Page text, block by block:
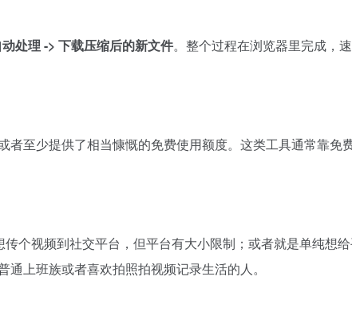
处理 -> 下载压缩后的新文件。整个过程在浏览器里完成，
者至少提供了相当慷慨的免费使用额度。这类工具通常靠
传个视频到社交平台，但平台有大小限制；或者就是单纯
上班族或者喜欢拍照拍视频记录生活的人。